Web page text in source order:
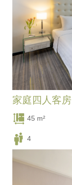
家庭四人客房
45 m²
4